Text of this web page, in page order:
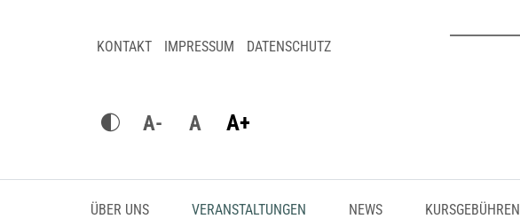
KONTAKT IMPRESSUM DATENSCHUTZ
A- A A+
ÜBER UNS VERANSTALTUNGEN NEWS KURSGEBÜHREN